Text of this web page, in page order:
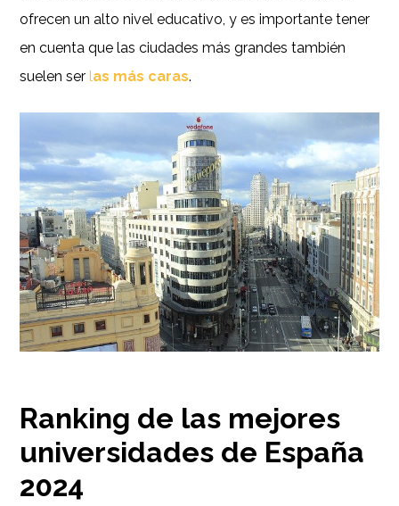
ofrecen un alto nivel educativo, y es importante tener
en cuenta que las ciudades más grandes también
suelen serlas más caras.
Ranking de las mejores
universidades de España
2024